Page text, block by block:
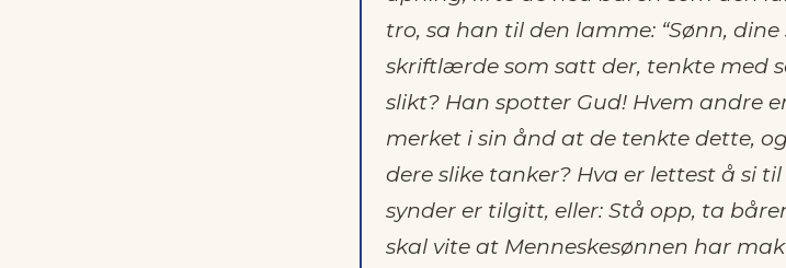
tro, sa han til den lamme: “Sønn,
skriftlærde som satt der, tenkte med
slikt? Han spotter Gud! Hvem andre
merket i sin ånd at de tenkte dette,
dere slike tanker? Hva er lettest å si
synder er tilgitt, eller: Stå opp, ta
skal vite at Menneskesønnen har